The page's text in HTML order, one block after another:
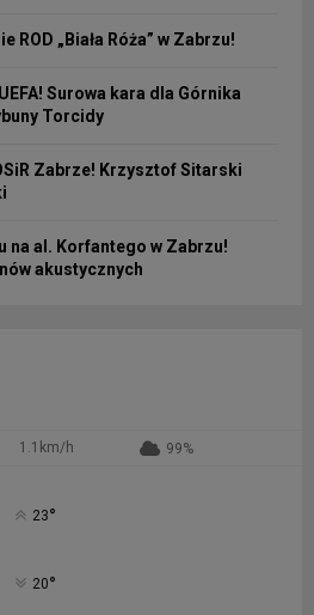
ROD „Biała Róża” w Zabrzu!
Surowa kara dla Górnika
Torcidy
Zabrze! Krzysztof Sitarski
na al. Korfantego w Zabrzu!
akustycznych
1.1km/h 99%
23°
20°